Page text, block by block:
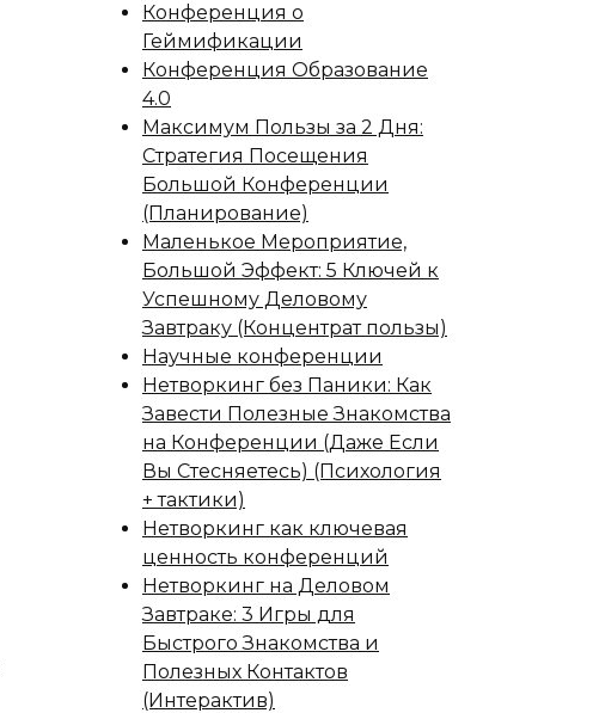
Конференция о
Геймификации
Конференция Образование
4.0
Максимум Пользы за 2 Дня:
Стратегия Посещения
Большой Конференции
(Планирование)
Маленькое Мероприятие,
Большой Эффект: 5 Ключей к
Успешному Деловому
Завтраку (Концентрат пользы)
Научные конференции
Нетворкинг без Паники: Как
Завести Полезные Знакомства
на Конференции (Даже Если
Вы Стесняетесь) (Психология
+ тактики)
Нетворкинг как ключевая
ценность конференций
Нетворкинг на Деловом
Завтраке: 3 Игры для
Быстрого Знакомства и
Полезных Контактов
(Интерактив)